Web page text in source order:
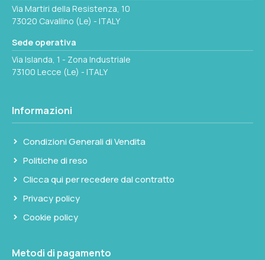
Via Martiri della Resistenza, 10
73020 Cavallino (Le) - ITALY
Sede operativa
Via Islanda, 1 - Zona Industriale
73100 Lecce (Le) - ITALY
Informazioni
Condizioni Generali di Vendita
Politiche di reso
Clicca qui per recedere dal contratto
Privacy policy
Cookie policy
Metodi di pagamento